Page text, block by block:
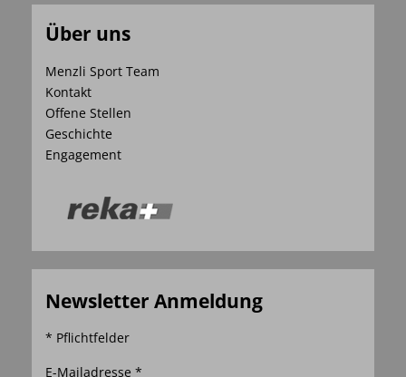
Über uns
Menzli Sport Team
Kontakt
Offene Stellen
Geschichte
Engagement
Newsletter Anmeldung
* Pflichtfelder
E-Mailadresse *